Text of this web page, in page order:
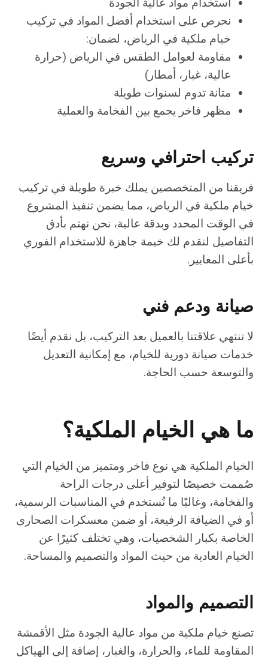
نحرص على استخدام أفضل المواد في تركيب
خيام ملكية في الرياض، لضمان:
مقاومة لعوامل الطقس في الرياض (حرارة
عالية، غبار، أمطار)
متانة تدوم لسنوات طويلة
مظهر فاخر يجمع بين الفخامة والعملية
تركيب احترافي وسريع
فريقنا من المتخصصين يملك خبرة طويلة في تركيب
خيام ملكية في الرياض، مما يضمن تنفيذ المشروع
في الوقت المحدد وبدقة عالية، نحن نهتم بأدق
التفاصيل لنقدم لك خيمة جاهزة للاستخدام الفوري
بأعلى المعايير.
صيانة ودعم فني
لا تنتهي علاقتنا بالعميل بعد التركيب، بل نقدم أيضًا
خدمات صيانة دورية للخيام، مع إمكانية التعديل
والتوسعة حسب الحاجة.
ما هي الخيام الملكية؟
الخيام الملكية هي نوع فاخر ومتميز من الخيام التي
صُممت خصيصًا لتوفير أعلى درجات الراحة
والفخامة، وغالبًا ما تُستخدم في المناسبات الرسمية،
أو في الضيافة الرفيعة، أو ضمن معسكرات الصحارى
الخاصة بكبار الشخصيات، وهي تختلف كثيرًا عن
الخيام العادية من حيث المواد والتصميم والمساحة.
التصميم والمواد
تصنع خيام ملكية من مواد عالية الجودة مثل الأقمشة
المقاومة للماء، والحرارة، والغبار، إضافة إلى الهياكل